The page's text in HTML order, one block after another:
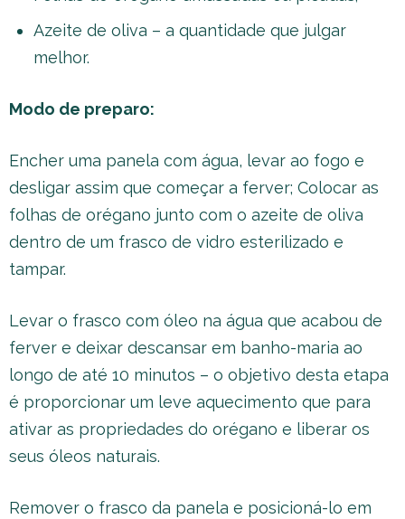
Azeite de oliva – a quantidade que julgar
melhor.
Modo de preparo:
Encher uma panela com água, levar ao fogo e
desligar assim que começar a ferver; Colocar as
folhas de orégano junto com o azeite de oliva
dentro de um frasco de vidro esterilizado e
tampar.
Levar o frasco com óleo na água que acabou de
ferver e deixar descansar em banho-maria ao
longo de até 10 minutos – o objetivo desta etapa
é proporcionar um leve aquecimento que para
ativar as propriedades do orégano e liberar os
seus óleos naturais.
Remover o frasco da panela e posicioná-lo em